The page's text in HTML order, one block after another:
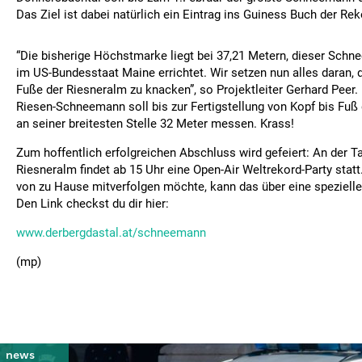
Das Ziel ist dabei natürlich ein Eintrag ins Guiness Buch der
“Die bisherige Höchstmarke liegt bei 37,21 Metern, dieser
im US-Bundesstaat Maine errichtet. Wir setzen nun alles daran,
Fuße der Riesneralm zu knacken”, so Projektleiter Gerhard
Riesen-Schneemann soll bis zur Fertigstellung von Kopf bis Fuß
an seiner breitesten Stelle 32 Meter messen. Krass!
Zum hoffentlich erfolgreichen Abschluss wird gefeiert: An der
Riesneralm findet ab 15 Uhr eine Open-Air Weltrekord-Party
von zu Hause mitverfolgen möchte, kann das über eine
Den Link checkst du dir hier:
www.derbergdastal.at/schneemann
(mp)